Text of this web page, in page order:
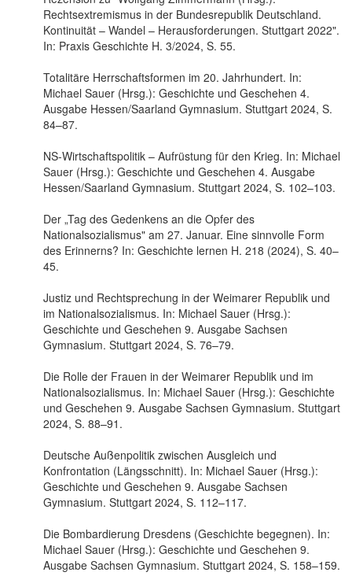
Rechtsextremismus in der Bundesrepublik Deutschland.
Kontinuität – Wandel – Herausforderungen. Stuttgart 2022".
In: Praxis Geschichte H. 3/2024, S. 55.
Totalitäre Herrschaftsformen im 20. Jahrhundert. In:
Michael Sauer (Hrsg.): Geschichte und Geschehen 4.
Ausgabe Hessen/Saarland Gymnasium. Stuttgart 2024, S.
84–87.
NS-Wirtschaftspolitik – Aufrüstung für den Krieg. In: Michael
Sauer (Hrsg.): Geschichte und Geschehen 4. Ausgabe
Hessen/Saarland Gymnasium. Stuttgart 2024, S. 102–103.
Der „Tag des Gedenkens an die Opfer des
Nationalsozialismus" am 27. Januar. Eine sinnvolle Form
des Erinnerns? In: Geschichte lernen H. 218 (2024), S. 40–
45.
Justiz und Rechtsprechung in der Weimarer Republik und
im Nationalsozialismus. In: Michael Sauer (Hrsg.):
Geschichte und Geschehen 9. Ausgabe Sachsen
Gymnasium. Stuttgart 2024, S. 76–79.
Die Rolle der Frauen in der Weimarer Republik und im
Nationalsozialismus. In: Michael Sauer (Hrsg.): Geschichte
und Geschehen 9. Ausgabe Sachsen Gymnasium. Stuttgart
2024, S. 88–91.
Deutsche Außenpolitik zwischen Ausgleich und
Konfrontation (Längsschnitt). In: Michael Sauer (Hrsg.):
Geschichte und Geschehen 9. Ausgabe Sachsen
Gymnasium. Stuttgart 2024, S. 112–117.
Die Bombardierung Dresdens (Geschichte begegnen). In:
Michael Sauer (Hrsg.): Geschichte und Geschehen 9.
Ausgabe Sachsen Gymnasium. Stuttgart 2024, S. 158–159.